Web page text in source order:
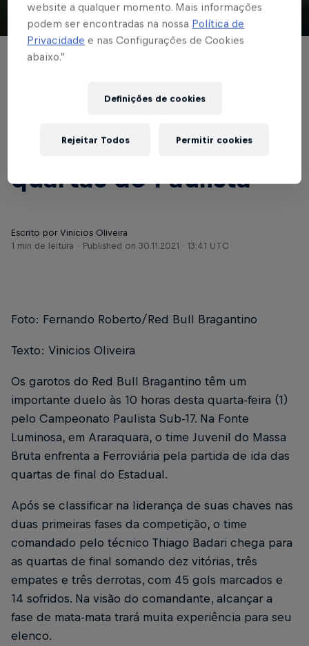
© Red Bull Bragantino
BASE MASCULINA
Em Araraquara, Sub-17
Ferroviária pelas
quartas do Paulista
Escrito por Vinicios Oliveira
1 min de leitura
Published on 30.11.2021 · 13:41 UTC
Foto: Fernando Roberto/Red Bull Bragantino
Texto: Vinicios Oliveira
Os garotos do Red Bull Bragantino têm um
importante duelo às 10 horas desta quarta-feira (1)
pelo Campeonato Paulista Sub-17. Na Fonte
Luminosa, em Araraquara, o time Juvenil do Massa
Bruta enfrenta a Ferroviária pela partida de ida das
quartas de final do Estadual.
Após se classificar na liderança de suas chaves nas
duas primeiras fases da competição, o time
comandado pelo técnico Thiago Badari chega para
as quartas de final somando dez vitórias, três
empates e três derrotas, com 45 gols marcados e
14 sofridos. Na visão do comandante, alcançar a
fase de mata-mata trará muita experiência para seu
elenco.
website a qualquer momento. Mais informações
podem ser encontradas na nossa Política de
Privacidade e nas Configurações de Cookies
abaixo.”
Definições de cookies
Rejeitar Todos Permitir cookies